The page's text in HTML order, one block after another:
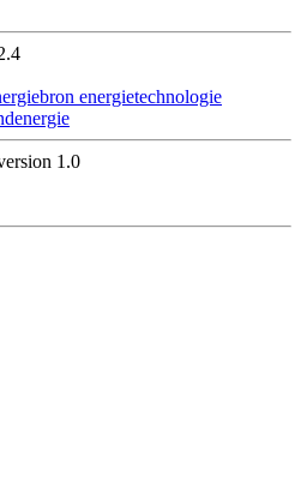
energietechnologie
1.0